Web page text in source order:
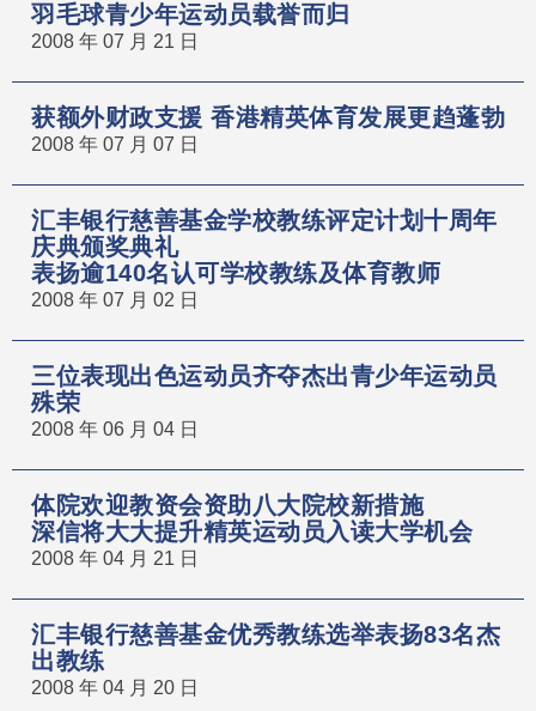
羽毛球青少年运动员载誉而归
2008 年 07 月 21 日
获额外财政支援 香港精英体育发展更趋蓬勃
2008 年 07 月 07 日
汇丰银行慈善基金学校教练评定计划十周年
庆典颁奖典礼
表扬逾140名认可学校教练及体育教师
2008 年 07 月 02 日
三位表现出色运动员齐夺杰出青少年运动员
殊荣
2008 年 06 月 04 日
体院欢迎教资会资助八大院校新措施
深信将大大提升精英运动员入读大学机会
2008 年 04 月 21 日
汇丰银行慈善基金优秀教练选举表扬83名杰
出教练
2008 年 04 月 20 日